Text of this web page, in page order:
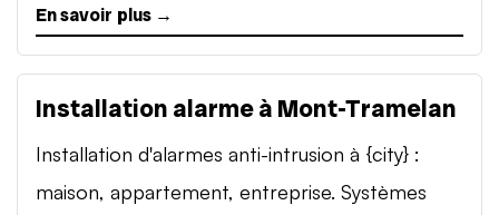
En savoir plus →
Installation alarme à Mont-Tramelan
Installation d'alarmes anti-intrusion à {city} :
maison, appartement, entreprise. Systèmes